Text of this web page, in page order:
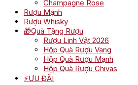
Champagne Rose
Rượu Mạnh
Rượu Whisky
🎁Quà Tặng Rượu
Rượu Linh Vật 2026
Hộp Quà Rượu Vang
Hộp Quà Rượu Mạnh
Hộp Quà Rượu Chivas
⚡ƯU ĐÃI